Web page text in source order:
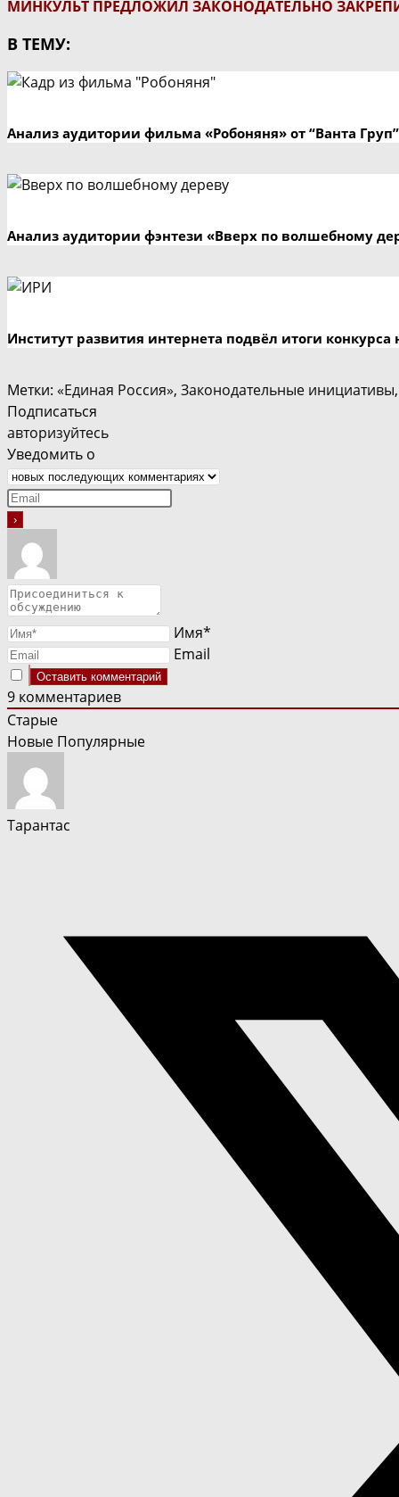
МИНКУЛЬТ ПРЕДЛОЖИЛ ЗАКОНОДАТЕЛЬНО
В ТЕМУ:
Анализ аудитории фильма «Робоняня» от “Ванта Груп”
Анализ аудитории фэнтези «Вверх по волшебному
Институт развития интернета подвёл итоги
Метки: «Единая Россия», Законодательные инициативы,
Подписаться
авторизуйтесь
Уведомить о
Имя*
Email
9 комментариев
Старые
Новые Популярные
Тарантас